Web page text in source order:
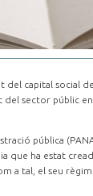
del capital
sector públic
pública
que ha estat
a tal, el seu